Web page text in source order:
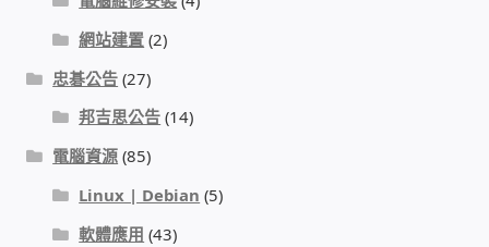
結帳
購物車
退款和退貨政策
網站建置 (2)
忠碁公告 (27)
邦吉思公告 (14)
電腦資源 (85)
Linux | Debian (5)
軟體應用 (43)